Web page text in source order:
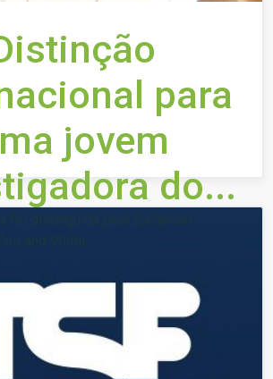
para
jovem
do...